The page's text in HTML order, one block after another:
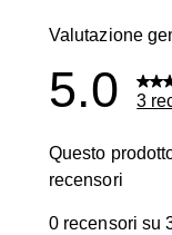
Valutazione
5.0 3
Questo
recensori
0 recensori su